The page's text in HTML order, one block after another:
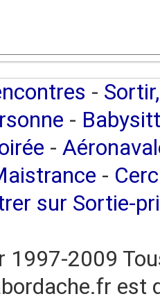
-
-
-
-
sur Sortie-
2009
est